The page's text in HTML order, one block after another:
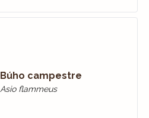
Búho campestre
Asio flammeus